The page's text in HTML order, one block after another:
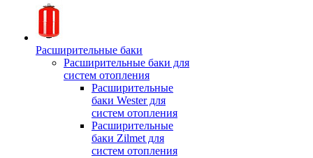
Расширительные баки
Расширительные баки для
систем отопления
Расширительные
баки Wester для
систем отопления
Расширительные
баки Zilmet для
систем отопления